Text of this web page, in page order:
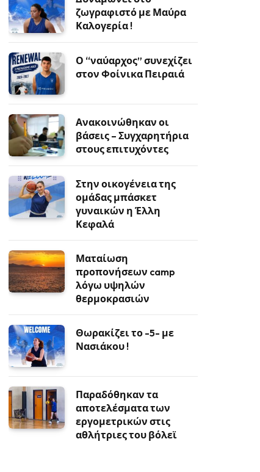
ζωγραφιστό με Μαύρα
Καλογερία !
Ο “ναύαρχος” συνεχίζει
στον Φοίνικα Πειραιά
Ανακοινώθηκαν οι
βάσεις – Συγχαρητήρια
στους επιτυχόντες
Στην οικογένεια της
ομάδας μπάσκετ
γυναικών η Έλλη
Κεφαλά
Ματαίωση
προπονήσεων camp
λόγω υψηλών
θερμοκρασιών
Θωρακίζει το -5- με
Νασιάκου !
Παραδόθηκαν τα
αποτελέσματα των
εργομετρικών στις
αθλήτριες του βόλεϊ